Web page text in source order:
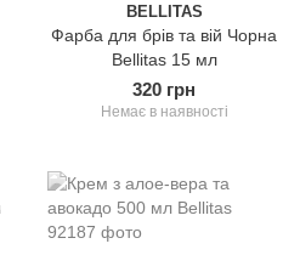
BELLITAS
Фарба для брів та вій Чорна
Bellitas 15 мл
320 грн
Немає в наявності